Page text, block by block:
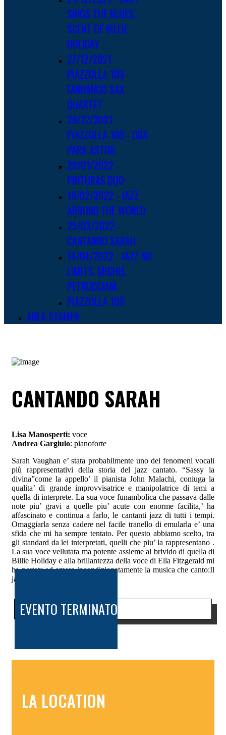
SINGS THE BLUES.
SCENT OF BILLIE
HOLIDAY
27/12/2021 -
PIAZZOLLA 100 -
FANDANGO SAX
QUARTET
29/12/2021 -
PIAZZOLLA 100 - ODA
PARA ASTOR
28/01/2022 -
PINTURAS DUO
18/02/2022 - JAZZ
AROUND THE WORLD
25/03/2022 -
CANTANDO SARAH
14/04/2022 - JAZZ NO
LIMITS. MICHEL
PETRUCCIANI
PIAZZOLLA 100
AREA STAMPA
CANTANDO SARAH
Lisa Manosperti: voce
Andrea Gargiulo: pianoforte
Sarah Vaughan e’ stata probabilmente uno dei fenomeni vocali
più rappresentativi della storia del jazz cantato. “Sassy la
divina”come la appello’ il pianista John Malachi, coniuga la
qualita’ di grande improvvisatrice e manipolatrice di temi a
quella di interprete. La sua voce funambolica che passava dalle
note piu’ gravi a quelle piu’ acute con enorme facilita,’ ha
affascinato e continua a farlo, le cantanti jazz di tutti i tempi.
Omaggiarla senza cadere nel facile tranello di emularla e’ una
sfida che mi ha sempre tentato. Per questo abbiamo scelto, tra
gli standard da lei interpretati, quelli che piu’ la rappresentano .
La sua voce vellutata ma potente assieme al brivido di quella di
Billie Holiday e alla brillantezza della voce di Ella Fitzgerald mi
ha portata ad amare incondizionatamente la musica che canto:Il
jazz.
EVENTO TERMINATO
LA LOCATION